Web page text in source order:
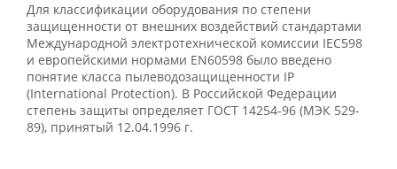
Для классификации оборудования по степени
защищенности от внешних воздействий стандартами
Международной электротехнической комиссии IEC598
и европейскими нормами EN60598 было введено
понятие класса пылеводозащищенности IP
(International Protection). В Российской Федерации
степень защиты определяет ГОСТ 14254-96 (МЭК 529-
89), принятый 12.04.1996 г.